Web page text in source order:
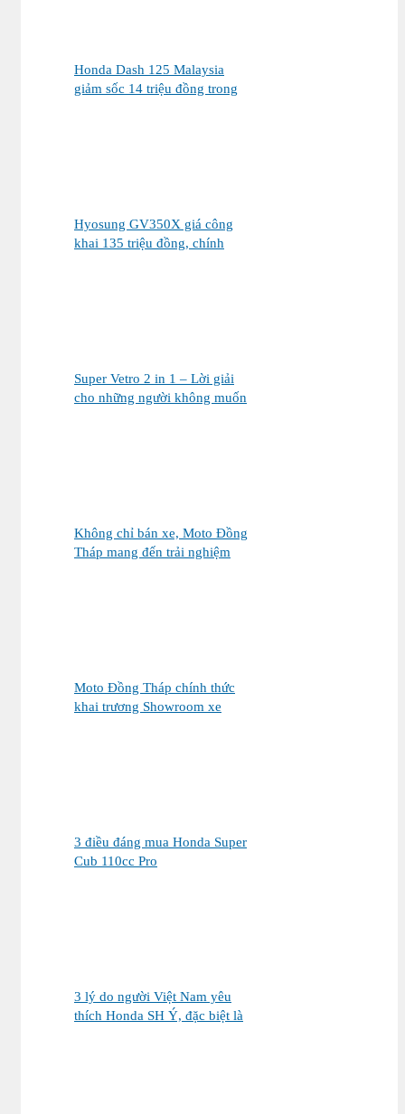
Honda Dash 125 Malaysia
giảm sốc 14 triệu đồng trong
Hyosung GV350X giá công
khai 135 triệu đồng, chính
Super Vetro 2 in 1 – Lời giải
cho những người không muốn
Không chỉ bán xe, Moto Đồng
Tháp mang đến trải nghiệm
Moto Đồng Tháp chính thức
khai trương Showroom xe
3 điều đáng mua Honda Super
Cub 110cc Pro
3 lý do người Việt Nam yêu
thích Honda SH Ý, đặc biệt là